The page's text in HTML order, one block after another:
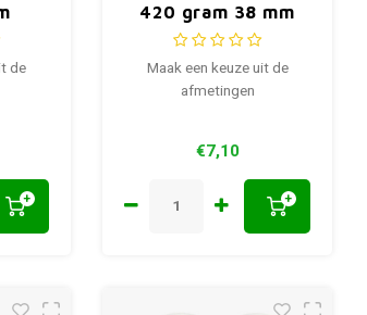
de
+
420 gram 38 mm
Maak een keuze uit de
afmetingen
€7,10
+